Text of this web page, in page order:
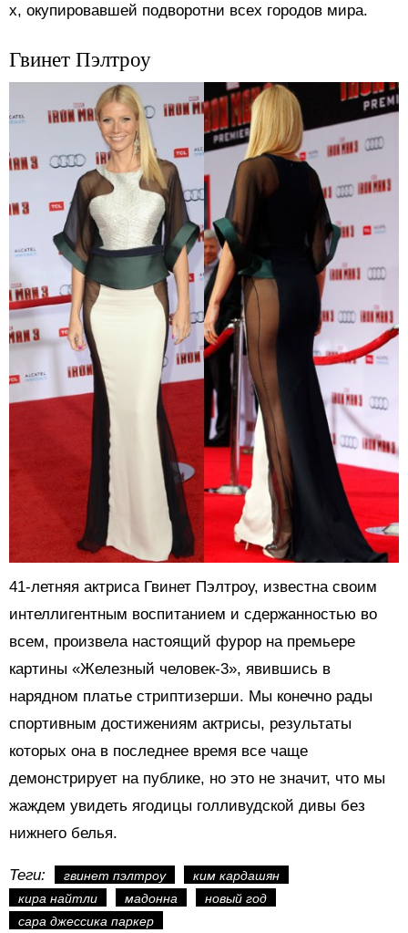
х, окупировавшей подворотни всех городов мира.
Гвинет Пэлтроу
41-летняя актриса Гвинет Пэлтроу, известна своим
интеллигентным воспитанием и сдержанностью во
всем, произвела настоящий фурор на премьере
картины «Железный человек-3», явившись в
нарядном платье стриптизерши. Мы конечно рады
спортивным достижениям актрисы, результаты
которых она в последнее время все чаще
демонстрирует на публике, но это не значит, что мы
жаждем увидеть ягодицы голливудской дивы без
нижнего белья.
Теги: гвинет пэлтроу
ким кардашян
кира найтли
мадонна
новый год
сара джессика паркер